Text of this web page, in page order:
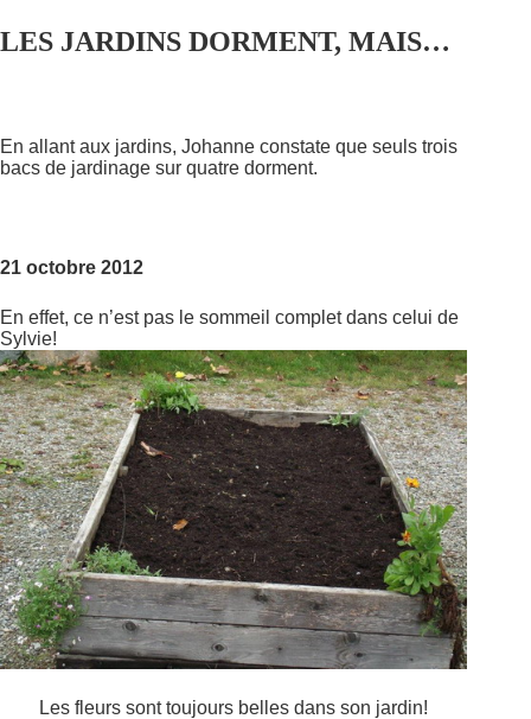
LES JARDINS DORMENT, MAIS…
En allant aux jardins, Johanne constate que seuls trois
bacs de jardinage sur quatre dorment.
21 octobre 2012
En effet, ce n’est pas le sommeil complet dans celui de
Sylvie!
Les fleurs sont toujours belles dans son jardin!